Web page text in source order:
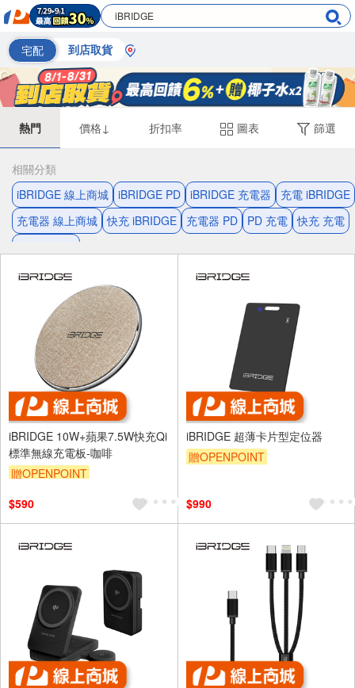
宅配 到店取貨
熱門 價格↓ 折扣率 圖表 篩選
相關分類
iBRIDGE 線上商城 iBRIDGE PD iBRIDGE 充電器
充電 iBRIDGE
充電器 線上商城 快充 iBRIDGE 充電器 PD PD 充電 快充 充電
iBRIDGE 10W+蘋果7.5W快充Qi
標準無線充電板-咖啡
贈OPENPOINT
$590
iBRIDGE 超薄卡片型定位器
贈OPENPOINT
$990